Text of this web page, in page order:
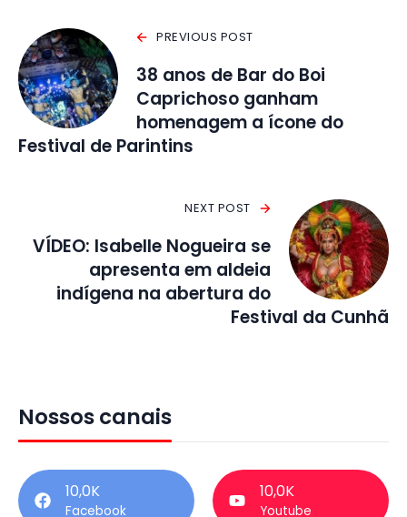
PREVIOUS POST
38 anos de Bar do Boi
Caprichoso ganham
homenagem a ícone do
Festival de Parintins
NEXT POST
VÍDEO: Isabelle Nogueira se
apresenta em aldeia
indígena na abertura do
Festival da Cunhã
Nossos canais
10,0K
Facebook
10,0K
Youtube